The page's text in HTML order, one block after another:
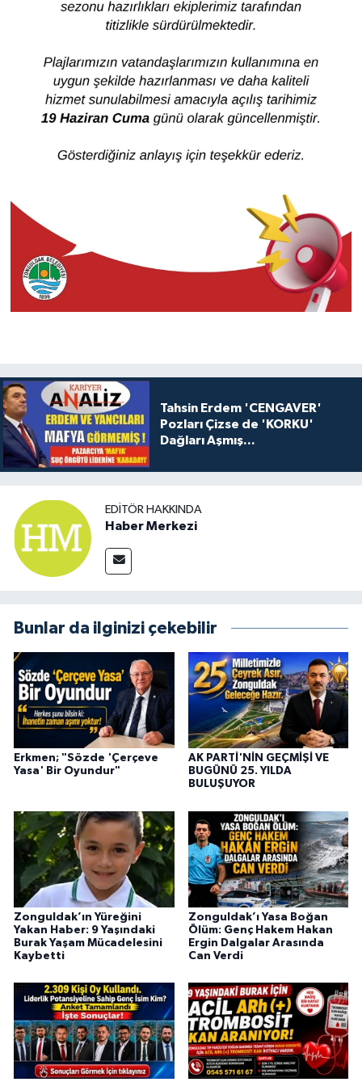
Tahsin Erdem 'CENGAVER'
Pozları Çizse de 'KORKU'
Dağları Aşmış...
EDITÖR HAKKINDA
Haber Merkezi
Bunlar da ilginizi çekebilir
Erkmen; "Sözde 'Çerçeve
Yasa' Bir Oyundur"
AK PARTİ'NİN GEÇMİŞİ VE
BUGÜNÜ 25. YILDA
BULUŞUYOR
Zonguldak’ın Yüreğini
Yakan Haber: 9 Yaşındaki
Burak Yaşam Mücadelesini
Kaybetti
Zonguldak’ı Yasa Boğan
Ölüm: Genç Hakem Hakan
Ergin Dalgalar Arasında
Can Verdi